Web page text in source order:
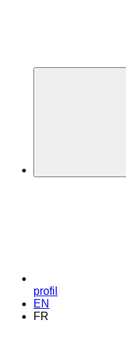
profil
EN
FR